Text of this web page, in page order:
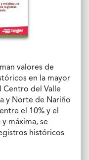
valores de
en la mayor
Centro del Valle
y Norte de Nariño
el 10% y el
máxima, se
históricos